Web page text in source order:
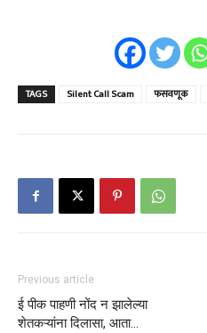
TAGS Silent Call Scam फसवणूक
Previous article
ई पीक पाहणी नोंद न झालेल्या
शेतकऱ्यांना दिलासा, आता…